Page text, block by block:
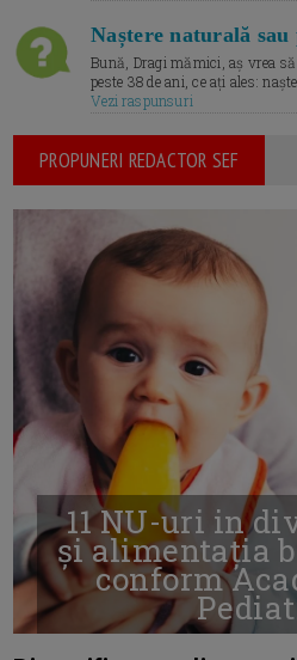
Naștere naturală
Bună, Dragi mămici, aș vrea
peste 38 de ani, ce ați ales:
Vezi raspunsuri
PROPUNERI REDACTOR SEF
11 NU-uri in
și alimentația
conform